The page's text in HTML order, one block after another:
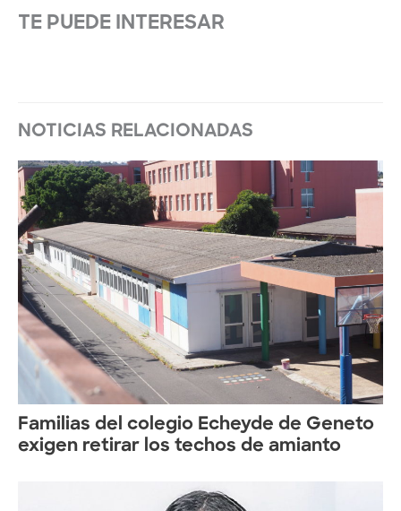
TE PUEDE INTERESAR
NOTICIAS RELACIONADAS
Familias del colegio Echeyde de Geneto
exigen retirar los techos de amianto